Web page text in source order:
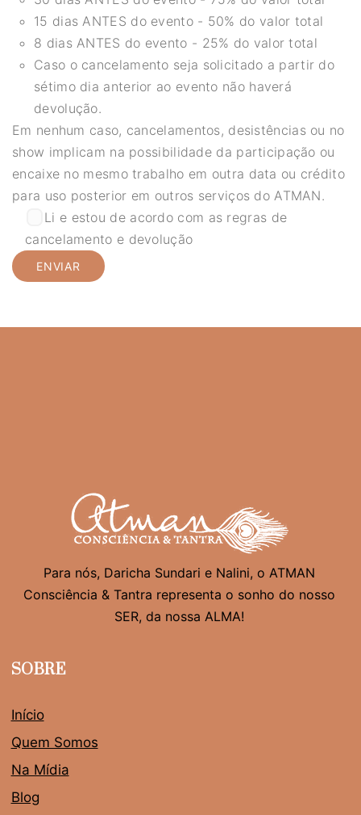
15 dias ANTES do evento - 50% do valor total
8 dias ANTES do evento - 25% do valor total
Caso o cancelamento seja solicitado a partir do
sétimo dia anterior ao evento não haverá
devolução.
Em nenhum caso, cancelamentos, desistências ou no
show implicam na possibilidade da participação ou
encaixe no mesmo trabalho em outra data ou crédito
para uso posterior em outros serviços do ATMAN.
Li e estou de acordo com as regras de
cancelamento e devolução
Para nós, Daricha Sundari e Nalini, o ATMAN
Consciência & Tantra representa o sonho do nosso
SER, da nossa ALMA!
SOBRE
Início
Quem Somos
Na Mídia
Blog